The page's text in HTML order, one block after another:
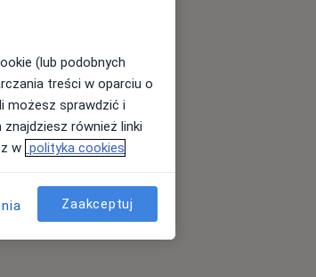
(lub podobnych
treści w oparciu o
możesz sprawdzić i
również linki
w polityka cookies
Zaakceptuj